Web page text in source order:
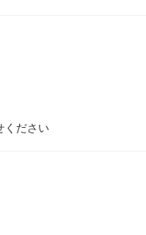
ください